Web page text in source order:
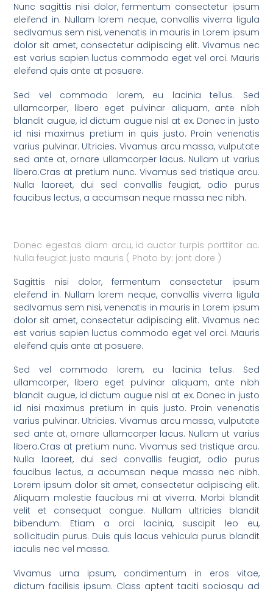
Nunc sagittis nisi dolor, fermentum consectetur ipsum
eleifend in. Nullam lorem neque, convallis viverra ligula
sedIvamus sem nisi, venenatis in mauris in Lorem ipsum
dolor sit amet, consectetur adipiscing elit. Vivamus nec
est varius sapien luctus commodo eget vel orci. Mauris
eleifend quis ante at posuere.
Sed vel commodo lorem, eu lacinia tellus. Sed
ullamcorper, libero eget pulvinar aliquam, ante nibh
blandit augue, id dictum augue nisl at ex. Donec in justo
id nisi maximus pretium in quis justo. Proin venenatis
varius pulvinar. Ultricies. Vivamus arcu massa, vulputate
sed ante at, ornare ullamcorper lacus. Nullam ut varius
libero.Cras at pretium nunc. Vivamus sed tristique arcu.
Nulla laoreet, dui sed convallis feugiat, odio purus
faucibus lectus, a accumsan neque massa nec nibh.
Donec egestas diam arcu, id auctor turpis porttitor ac.
Nulla feugiat justo mauris ( Photo by: jont dore )
Sagittis nisi dolor, fermentum consectetur ipsum
eleifend in. Nullam lorem neque, convallis viverra ligula
sedIvamus sem nisi, venenatis in mauris in Lorem ipsum
dolor sit amet, consectetur adipiscing elit. Vivamus nec
est varius sapien luctus commodo eget vel orci. Mauris
eleifend quis ante at posuere.
Sed vel commodo lorem, eu lacinia tellus. Sed
ullamcorper, libero eget pulvinar aliquam, ante nibh
blandit augue, id dictum augue nisl at ex. Donec in justo
id nisi maximus pretium in quis justo. Proin venenatis
varius pulvinar. Ultricies. Vivamus arcu massa, vulputate
sed ante at, ornare ullamcorper lacus. Nullam ut varius
libero.Cras at pretium nunc. Vivamus sed tristique arcu.
Nulla laoreet, dui sed convallis feugiat, odio purus
faucibus lectus, a accumsan neque massa nec nibh.
Lorem ipsum dolor sit amet, consectetur adipiscing elit.
Aliquam molestie faucibus mi at viverra. Morbi blandit
velit et consequat congue. Nullam ultricies blandit
bibendum. Etiam a orci lacinia, suscipit leo eu,
sollicitudin purus. Duis quis lacus vehicula purus blandit
iaculis nec vel massa.
Vivamus urna ipsum, condimentum in eros vitae,
dictum facilisis ipsum. Class aptent taciti sociosqu ad